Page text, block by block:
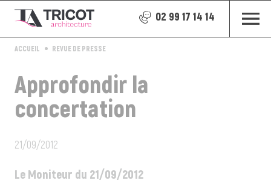
02 99 17 14 14
ACCUEIL REVUE DE PRESSE
Approfondir la
concertation
21/09/2012
Le Moniteur du 21/09/2012